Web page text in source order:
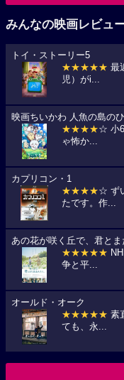
みんなの映画レビュ
トイ・ストーリー5
★★★★★ 最
児）がi...
映画ちいかわ 人魚の島の
★★★★☆ 小6
ゃ怖か...
カプリコン・1
★★★★☆ ず
たです。作...
あの花が咲く丘で、君とま
★★★★★
争と平...
オールド・オーク
★★★★★ 素
ても、永...